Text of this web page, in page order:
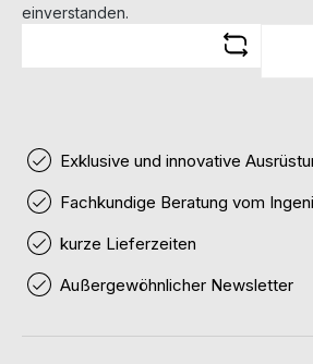
einverstanden.
Exklusive und innovative
Fachkundige Beratung vom
kurze Lieferzeiten
Außergewöhnlicher Newsletter